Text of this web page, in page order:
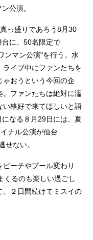
公演。
っ盛りであろう8月30
に、50名限定で
ンマン公演"を行う。水
イブ中にファンたちを
ゃおうという今回の企
ファンたちは絶対に濡
格好で来てほしいと語
なる８月29日には、夏
ナル公演が仙台
せない。
ーチやプール変わり
くるのも楽しい過ごし
２日間続けてミスイの